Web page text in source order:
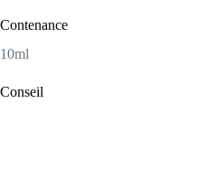
Contenance
10ml
Conseil